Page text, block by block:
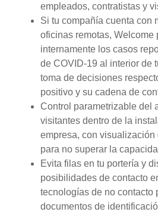
empleados, contratistas y
Si tu compañía cuenta con
oficinas remotas, Welcome
internamente los casos
de COVID-19 al interior de
toma de decisiones
positivo y su cadena de
Control parametrizable del
visitantes dentro de la
empresa, con
para no superar la
Evita filas en tu portería y
posibilidades de contacto
tecnologías de no contacto
documentos de